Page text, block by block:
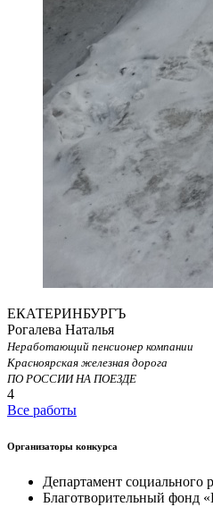
ЕКАТЕРИНБУРГЪ
Рогалева Наталья
Неработающий пенсионер компании
Красноярская железная дорога
ПО РОССИИ НА ПОЕЗДЕ
4
Все работы
Организаторы конкурса
Департамент
Благотворительный фонд